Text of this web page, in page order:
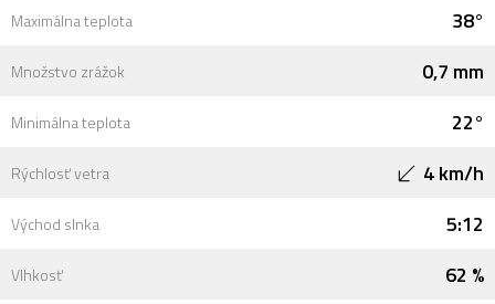
Maximálna teplota 38°
Množstvo zrážok 0,7 mm
Minimálna teplota 22°
Rýchlosť vetra 4 km/h
Východ slnka 5:12
Vlhkosť 62 %